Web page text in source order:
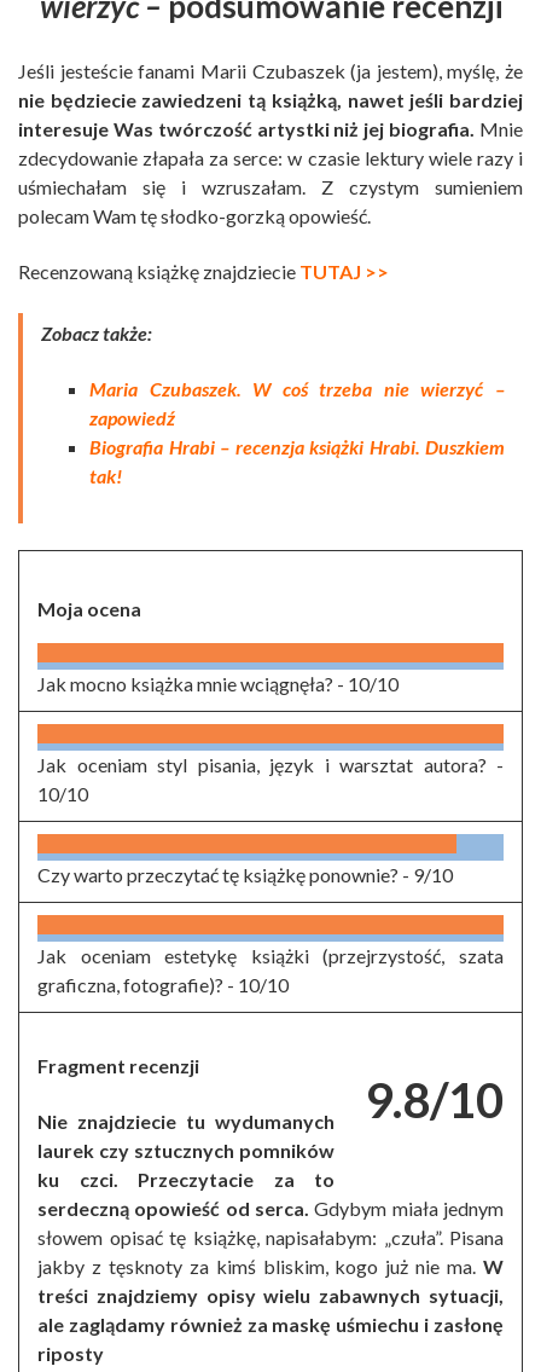
Jeśli jesteście fanami Marii Czubaszek (ja jestem), myślę, że
nie będziecie zawiedzeni tą książką, nawet jeśli bardziej
interesuje Was twórczość artystki niż jej biografia. Mnie
zdecydowanie złapała za serce: w czasie lektury wiele razy i
uśmiechałam się i wzruszałam. Z czystym sumieniem
polecam Wam tę słodko-gorzką opowieść.
Recenzowaną książkę znajdziecie TUTAJ >>
Zobacz także:
Maria Czubaszek. W coś trzeba nie wierzyć –
zapowiedź
Biografia Hrabi – recenzja książki Hrabi. Duszkiem
tak!
Moja ocena
Jak mocno książka mnie wciągnęła? - 10/10
Jak oceniam styl pisania, język i warsztat autora? -
10/10
Czy warto przeczytać tę książkę ponownie? - 9/10
Jak oceniam estetykę książki (przejrzystość, szata
graficzna, fotografie)? - 10/10
9.8/10
Fragment recenzji
Nie znajdziecie tu wydumanych
laurek czy sztucznych pomników
ku czci. Przeczytacie za to
serdeczną opowieść od serca. Gdybym miała jednym
słowem opisać tę książkę, napisałabym: „czuła”. Pisana
jakby z tęsknoty za kimś bliskim, kogo już nie ma. W
treści znajdziemy opisy wielu zabawnych sytuacji,
ale zaglądamy również za maskę uśmiechu i zasłonę
riposty